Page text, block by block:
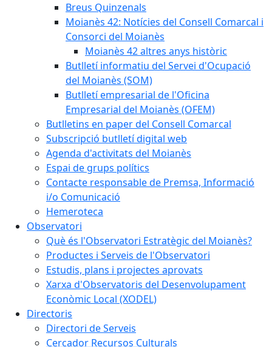
Breus Quinzenals
Moianès 42: Notícies del Consell Comarcal i
Consorci del Moianès
Moianès 42 altres anys històric
Butlletí informatiu del Servei d'Ocupació
del Moianès (SOM)
Butlletí empresarial de l'Oficina
Empresarial del Moianès (OFEM)
Butlletins en paper del Consell Comarcal
Subscripció butlletí digital web
Agenda d'activitats del Moianès
Espai de grups polítics
Contacte responsable de Premsa, Informació
i/o Comunicació
Hemeroteca
Observatori
Què és l'Observatori Estratègic del Moianès?
Productes i Serveis de l'Observatori
Estudis, plans i projectes aprovats
Xarxa d'Observatoris del Desenvolupament
Econòmic Local (XODEL)
Directoris
Directori de Serveis
Cercador Recursos Culturals